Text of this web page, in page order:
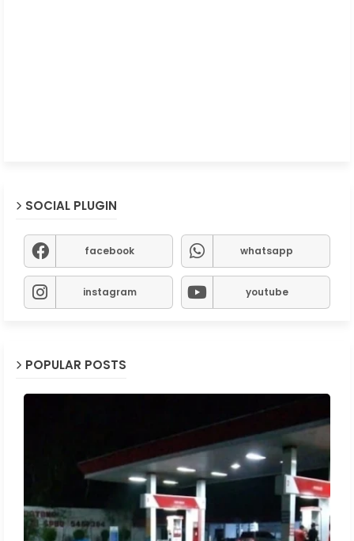
SOCIAL PLUGIN
facebook whatsapp
instagram youtube
POPULAR POSTS